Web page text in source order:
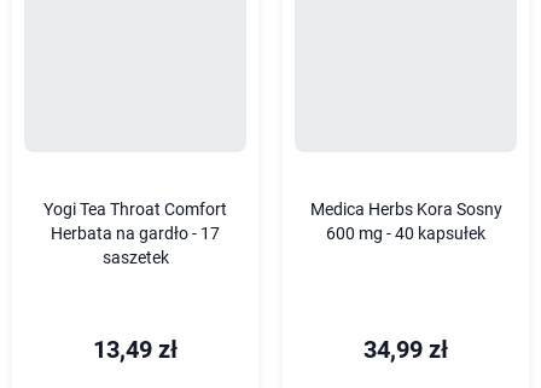
Yogi Tea Throat Comfort
Herbata na gardło - 17
saszetek
13,49 zł
Medica Herbs Kora Sosny
600 mg - 40 kapsułek
34,99 zł